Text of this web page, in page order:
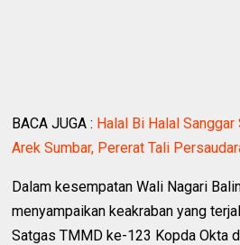
BACA JUGA : Halal Bi Halal
Arek Sumbar, Pererat Tali
Dalam kesempatan Wali Nagari
menyampaikan keakraban yang
Satgas TMMD ke-123 Kopda Okta